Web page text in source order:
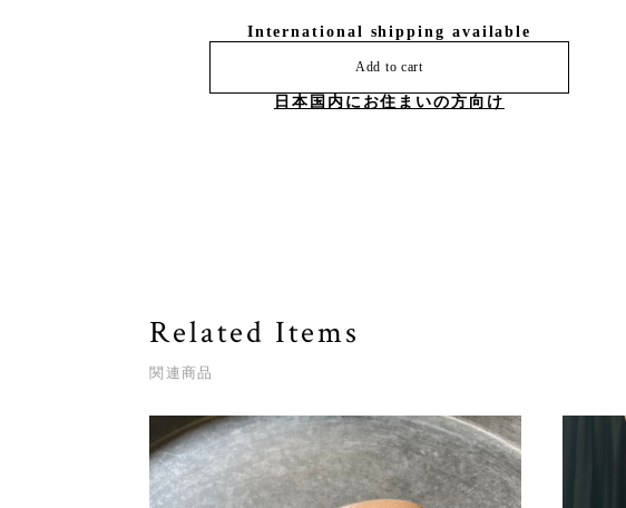
International shipping available
Add to cart
日本国内にお住まいの方向け
Related Items
関連商品